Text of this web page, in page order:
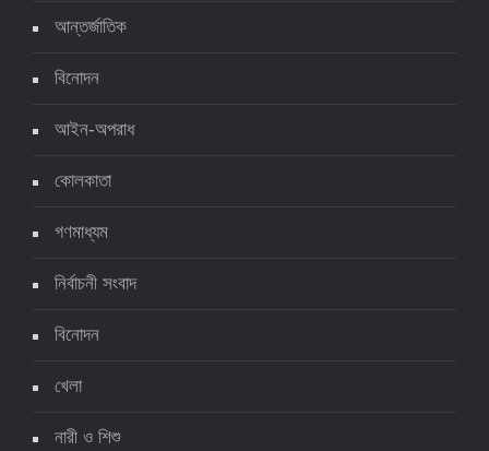
ঊর্ধ্বগতিতে সংক্রমণ, স্বাস্থ্যবিধিতে উদাসীনতা
আন্তর্জাতিক
বিনোদন
আইন-অপরাধ
কোলকাতা
গণমাধ্যম
নির্বাচনী সংবাদ
বিনোদন
খেলা
নারী ও শিশু